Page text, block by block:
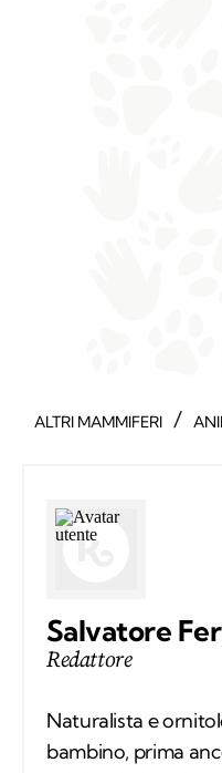
ALTRI MAMMIFERI /
Salvatore
Redattore
Naturalista e
bambino, prima